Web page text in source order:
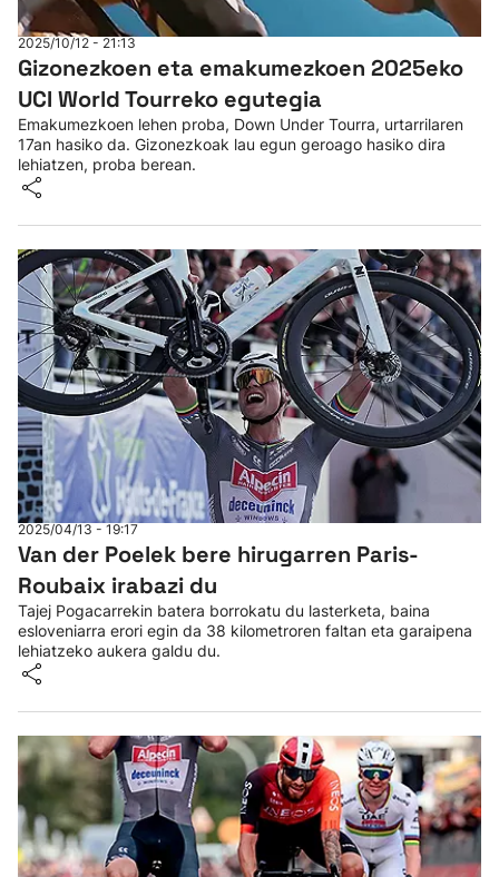
2025/10/12 - 21:13
Gizonezkoen eta emakumezkoen 2025eko
UCI World Tourreko egutegia
Emakumezkoen lehen proba, Down Under Tourra, urtarrilaren
17an hasiko da. Gizonezkoak lau egun geroago hasiko dira
lehiatzen, proba berean.
2025/04/13 - 19:17
Van der Poelek bere hirugarren Paris-
Roubaix irabazi du
Tajej Pogacarrekin batera borrokatu du lasterketa, baina
esloveniarra erori egin da 38 kilometroren faltan eta garaipena
lehiatzeko aukera galdu du.